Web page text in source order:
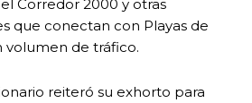
Corredor 2000 y otras
que conectan con Playas de
volumen de tráfico.
reiteró su exhorto para